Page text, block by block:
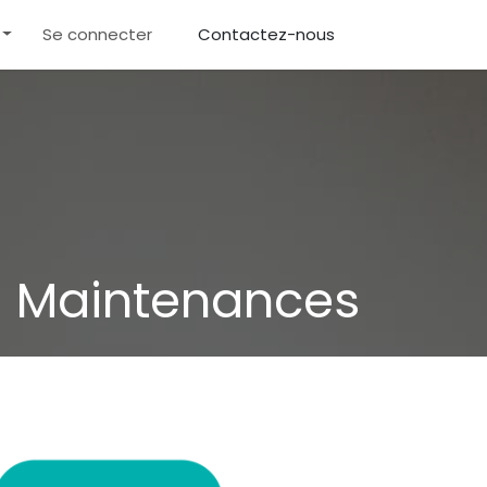
Se connecter Contactez-nous
​Maintenances